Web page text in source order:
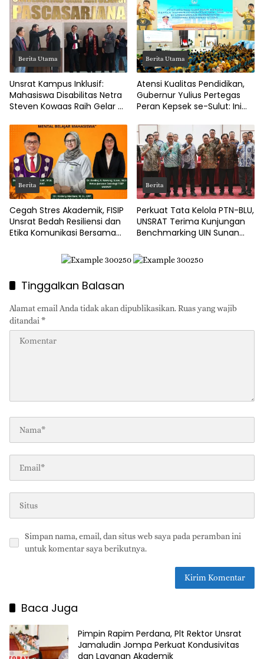
Berita Utama
Unsrat Kampus Inklusif:
Mahasiswa Disabilitas Netra
Steven Kowaas Raih Gelar S2
Berita Utama
Atensi Kualitas Pendidikan,
Gubernur Yulius Pertegas
Peran Kepsek se-Sulut: Ini
Berita
Cegah Stres Akademik, FISIP
Unsrat Bedah Resiliensi dan
Etika Komunikasi Bersama
Berita
Perkuat Tata Kelola PTN-BLU,
UNSRAT Terima Kunjungan
Benchmarking UIN Sunan
Tinggalkan Balasan
Alamat email Anda tidak akan dipublikasikan.Ruas yang wajib
ditandai *
Simpan nama, email, dan situs web saya pada peramban ini
untuk komentar saya berikutnya.
Baca Juga
Pimpin Rapim Perdana, Plt Rektor Unsrat
Jamaludin Jompa Perkuat Kondusivitas
dan Layanan Akademik